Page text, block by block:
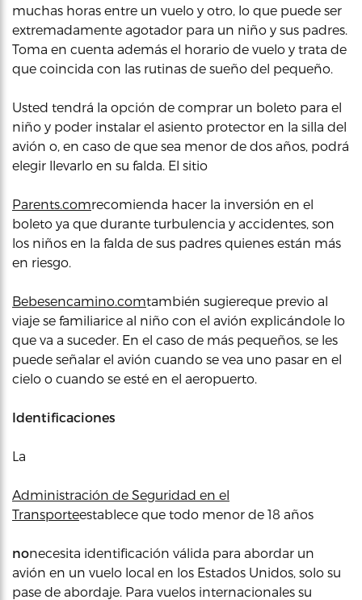
muchas horas entre un vuelo y otro, lo que puede ser
extremadamente agotador para un niño y sus padres.
Toma en cuenta además el horario de vuelo y trata de
que coincida con las rutinas de sueño del pequeño.
Usted tendrá la opción de comprar un boleto para el
niño y poder instalar el asiento protector en la silla del
avión o, en caso de que sea menor de dos años, podrá
elegir llevarlo en su falda. El sitio
Parents.comrecomienda hacer la inversión en el
boleto ya que durante turbulencia y accidentes, son
los niños en la falda de sus padres quienes están más
en riesgo.
Bebesencamino.comtambién sugiereque previo al
viaje se familiarice al niño con el avión explicándole lo
que va a suceder. En el caso de más pequeños, se les
puede señalar el avión cuando se vea uno pasar en el
cielo o cuando se esté en el aeropuerto.
Identificaciones
La
Administración de Seguridad en el
Transporteestablece que todo menor de 18 años
nonecesita identificación válida para abordar un
avión en un vuelo local en los Estados Unidos, solo su
pase de abordaje. Para vuelos internacionales su